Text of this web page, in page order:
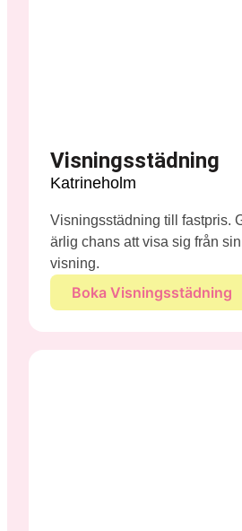
Visningsstädning
Katrineholm
Visningsstädning till fastpris.
ärlig chans att visa sig från
visning.
Boka Visningsstädning